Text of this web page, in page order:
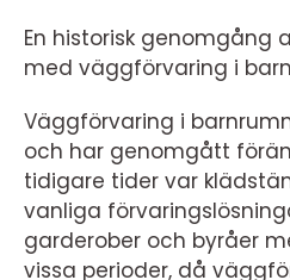
En historisk genomgång
med väggförvaring i
Väggförvaring i
och har genomgått
tidigare tider var
vanliga
garderober och byråer
vissa perioder, då